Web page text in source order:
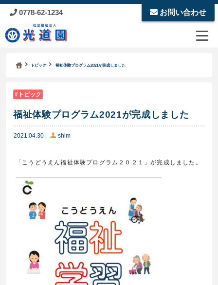
0778-62-1234 お問い合わせ
社会福祉法人 光道園
トピック 福祉体験プログラム2021が完成しました
トピック
福祉体験プログラム2021が完成しました
2021.04.30 shim
「こうどうえん福祉体験プログラム２０２１」が完成しました。